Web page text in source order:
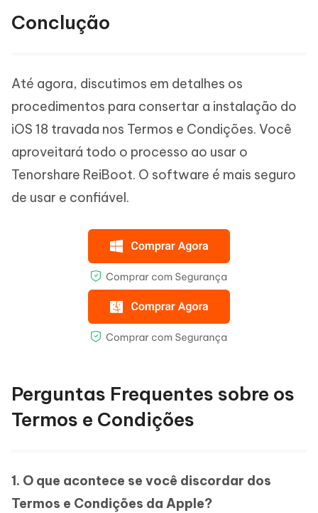
Conclução
Até agora, discutimos em detalhes os
procedimentos para consertar a instalação do
iOS 18 travada nos Termos e Condições. Você
aproveitará todo o processo ao usar o
Tenorshare ReiBoot. O software é mais seguro
de usar e confiável.
Perguntas Frequentes sobre os
Termos e Condições
1. O que acontece se você discordar dos
Termos e Condições da Apple?